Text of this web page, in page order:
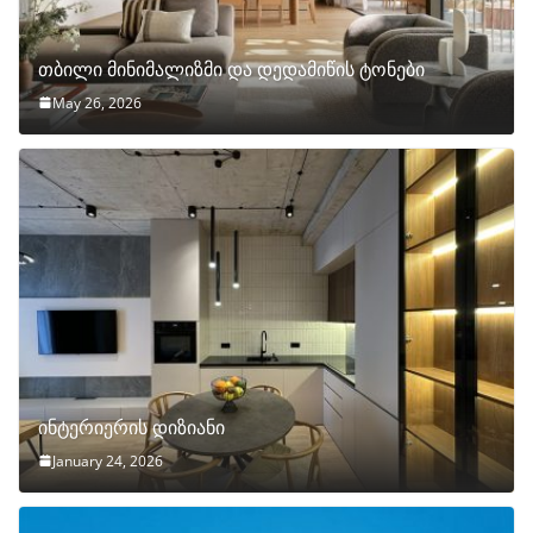
თბილი მინიმალიზმი და დედამიწის ტონები
May 26, 2026
ინტერიერის დიზიანი
January 24, 2026